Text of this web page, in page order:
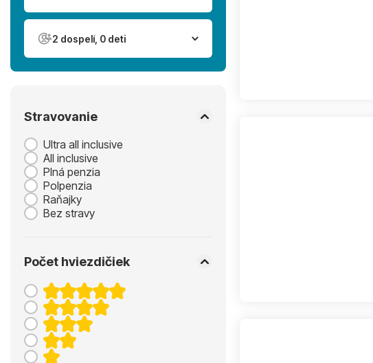
2 dospelí, 0 deti
Stravovanie
Ultra all inclusive
All inclusive
Plná penzia
Polpenzia
Raňajky
Bez stravy
Počet hviezdičiek